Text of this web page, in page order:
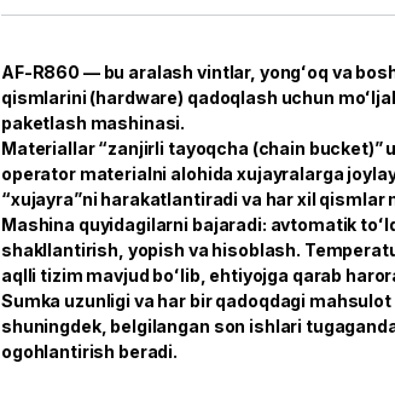
AF-R860 — bu aralash vintlar, yongʻoq va
qismlarini (hardware) qadoqlash uchun
paketlash mashinasi.
Materiallar “zanjirli tayoqcha (chain bucket)”
operator materialni alohida xujayralarga
“xujayra”ni harakatlantiradi va har xil qismlar
Mashina quyidagilarni bajaradi: avtomatik
shakllantirish, yopish va hisoblash.
aqlli tizim mavjud boʻlib, ehtiyojga qarab
Sumka uzunligi va har bir qadoqdagi
shuningdek, belgilangan son ishlari
ogohlantirish beradi.